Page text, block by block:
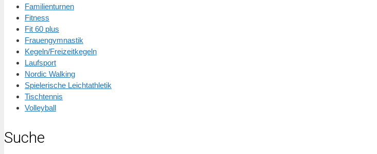
Familienturnen
Fitness
Fit 60 plus
Frauengymnastik
Kegeln/Freizeitkegeln
Laufsport
Nordic Walking
Spielerische Leichtathletik
Tischtennis
Volleyball
Suche